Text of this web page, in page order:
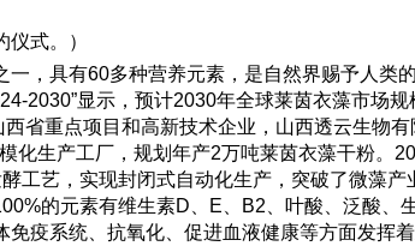
式。）
，具有60多种营养元素，是自然界赐予人类
2030”显示，预计2030年全球莱茵衣藻市场
省重点项目和高新技术企业，山西透云生物有
化生产工厂，规划年产2万吨莱茵衣藻干粉。
工艺，实现封闭式自动化生产，突破了微藻产
的元素有维生素D、E、B2、叶酸、泛酸、
疫系统、抗氧化、促进血液健康等方面发挥